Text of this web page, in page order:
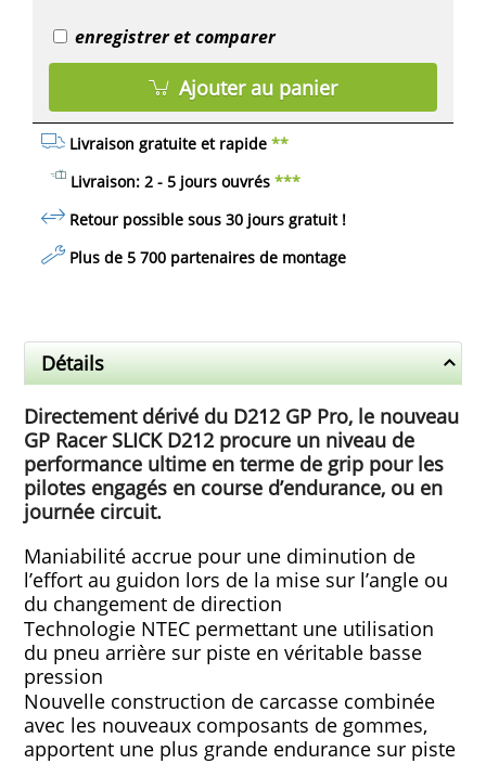
Livraison gratuite et rapide **
Livraison: 2 - 5 jours ouvrés ***
Retour possible sous 30 jours gratuit!
Plus de 5 700 partenaires de montage
enregistrer et comparer
Ajouter au panier
Détails
Directement dérivé du D212 GP Pro, le nouveau
GP Racer SLICK D212 procure un niveau de
performance ultime en terme de grip pour les
pilotes engagés en course d’endurance, ou en
journée circuit.
Maniabilité accrue pour une diminution de
l’effort au guidon lors de la mise sur l’angle ou
du changement de direction
Technologie NTEC permettant une utilisation
du pneu arrière sur piste en véritable basse
pression
Nouvelle construction de carcasse combinée
avec les nouveaux composants de gommes,
apportent une plus grande endurance sur piste